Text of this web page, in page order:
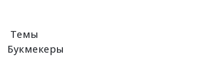
Темы
Букмекеры